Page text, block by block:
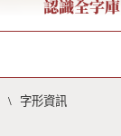
認識全字庫
線上教學
倉頡查詢
問題集
\ 字形資訊